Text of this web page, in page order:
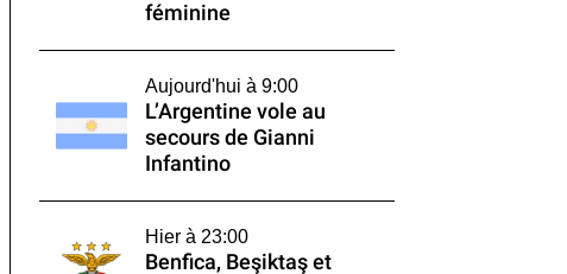
féminine
Aujourd'hui à 9:00
L’Argentine vole au
secours de Gianni
Infantino
Hier à 23:00
Benfica, Beşiktaş et